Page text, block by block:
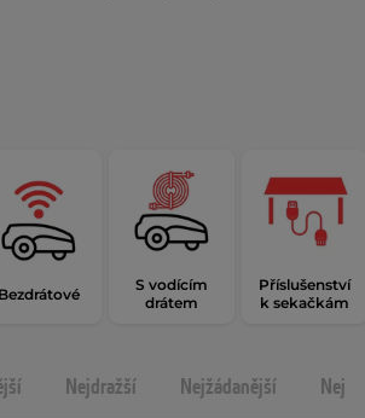
Bezdrátové
S vodícím
drátem
Příslušenství
k sekačkám
Nejdražší Nejžádanější